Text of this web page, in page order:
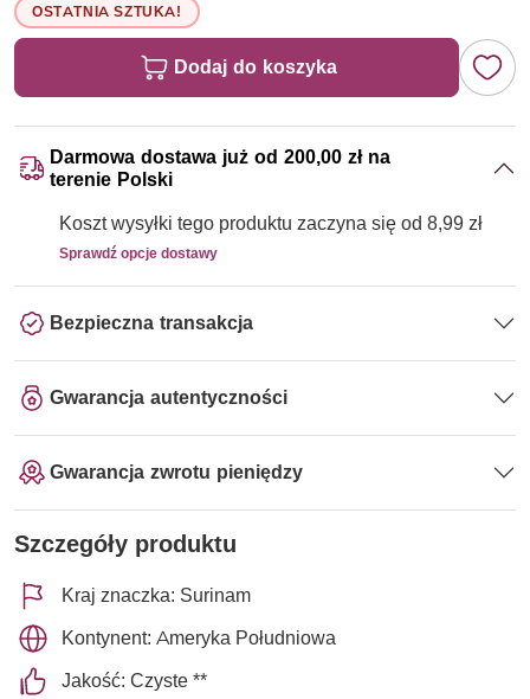
OSTATNIA SZTUKA!
Dodaj do koszyka
Darmowa dostawa już od 200,00 zł na
terenie Polski
Koszt wysyłki tego produktu zaczyna się od 8,99 zł
Sprawdź opcje dostawy
Bezpieczna transakcja
Gwarancja autentyczności
Gwarancja zwrotu pieniędzy
Szczegóły produktu
Kraj znaczka: Surinam
Kontynent: Ameryka Południowa
Jakość: Czyste **